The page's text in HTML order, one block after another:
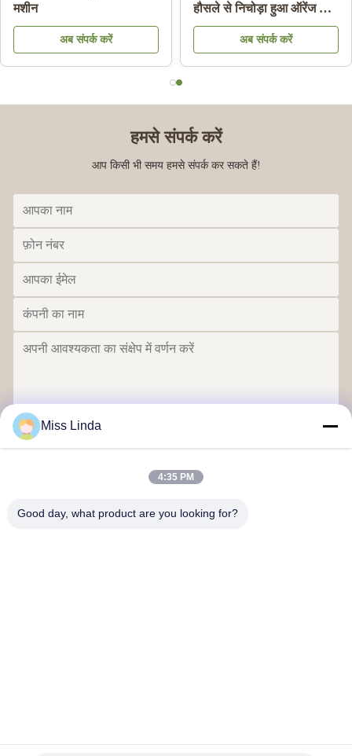
फ्रोजन ड्रिंक बेवरेज मिल्क
फ्रूट कॉकटेल
अब संपर्क करें
मशीन कूलिंग सिस्टम के साथ
अब संपर्क करें
हमसे संपर्क करें
आप किसी भी समय हमसे संपर्क कर सकते हैं!
Miss Linda
4:35 PM
Good day, what product are you looking for?